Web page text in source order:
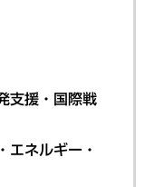
支援・国際戦
エネルギー・